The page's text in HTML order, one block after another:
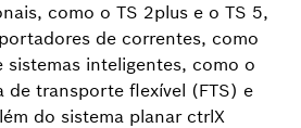
como o TS 2plus e o TS 5,
de correntes, como
sistemas inteligentes, como o
de transporte flexível (FTS) e
do sistema planar ctrlX